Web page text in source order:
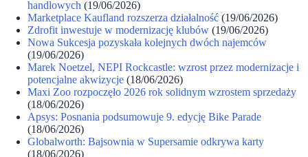
handlowych (19/06/2026)
Marketplace Kaufland rozszerza działalność (19/06/2026)
Zdrofit inwestuje w modernizację klubów (19/06/2026)
Nowa Sukcesja pozyskała kolejnych dwóch najemców
(19/06/2026)
Marek Noetzel, NEPI Rockcastle: wzrost przez modernizacje i
potencjalne akwizycje (18/06/2026)
Maxi Zoo rozpoczęło 2026 rok solidnym wzrostem sprzedaży
(18/06/2026)
Apsys: Posnania podsumowuje 9. edycję Bike Parade
(18/06/2026)
Globalworth: Bajsownia w Supersamie odkrywa karty
(18/06/2026)